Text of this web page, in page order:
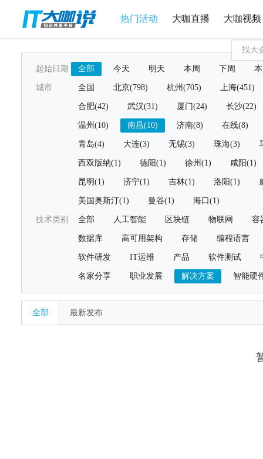
热门活动 大咖直播 大咖视频
起始日期 全部 今天 明天 本周 下周
城市 全国 北京(798) 杭州(705) 上海(451)
合肥(42) 武汉(31) 厦门(24) 长沙(22)
温州(10) 南昌(10) 济南(8) 在线(8)
青岛(4) 大连(3) 无锡(3) 珠海(3)
西双版纳(1) 德阳(1) 徐州(1) 咸阳(1)
昆明(1) 济宁(1) 吉林(1) 洛阳(1)
美国奥斯汀(1) 曼谷(1) 海口(1)
技术类别 全部 人工智能 区块链 物联网 容
数据库 高可用架构 存储 编程语言
软件研发 IT运维 产品 软件测试
名家分享 职业发展 解决方案 智能硬
全部 最新发布